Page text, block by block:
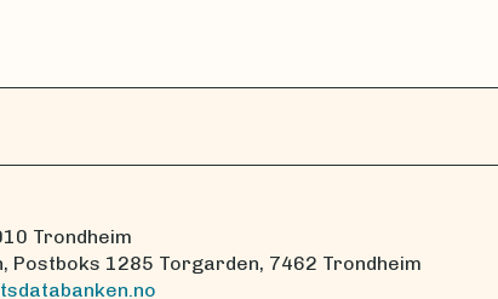
Trondheim
Postboks 1285 Torgarden, 7462 Trondheim